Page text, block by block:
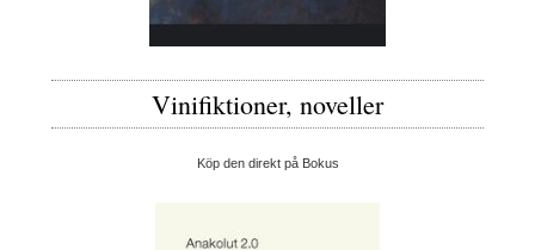
Vinifiktioner, noveller
Köp den direkt på Bokus